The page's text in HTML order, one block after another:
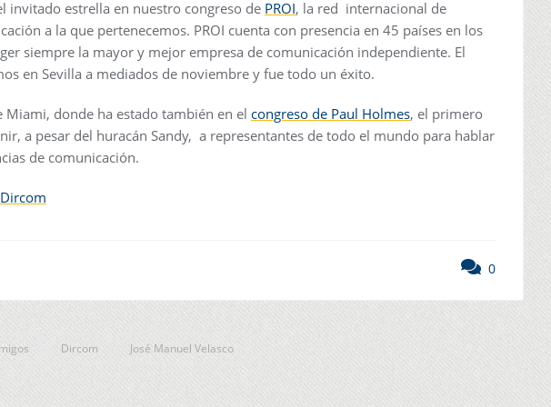
invitado estrella en nuestro congreso de PROI, la red internacional de
a la que pertenecemos. PROI cuenta con presencia en 45 países en los
siempre la mayor y mejor empresa de comunicación independiente. El
en Sevilla a mediados de noviembre y fue todo un éxito.
Miami, donde ha estado también en el congreso de Paul Holmes, el primero
a pesar del huracán Sandy, a representantes de todo el mundo para hablar
de comunicación.
0
Dircom José Manuel Velasco